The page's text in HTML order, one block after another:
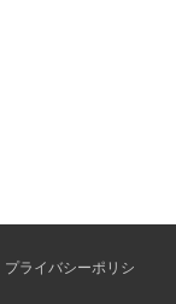
プライバシーポリシ